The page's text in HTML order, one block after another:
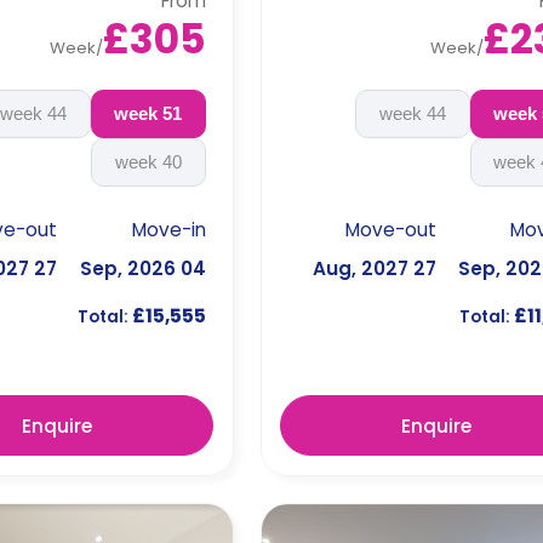
/
Week
44 week
Move-out
27 Aug, 2027
Total:
Enquire
*Higher floors have higher rates.
£305
/
Week
51 week
44 week
40 week
Move-in
04 Sep, 2026
out
27 Aug, 2027
Total: £15,555
Enquire